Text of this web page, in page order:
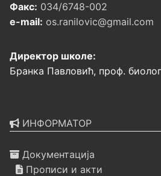
Факс: 034/6748-002
e-mail: os.ranilovic@gmail.com
Директор школе:
Бранка Павловић, проф.
ИНФОРМАТОР
Документација
Прописи и акти